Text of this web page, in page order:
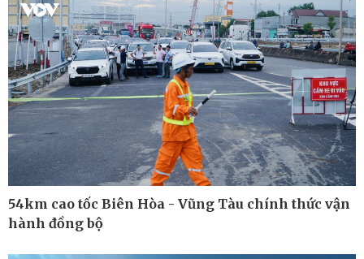
Hồ sơ
E-Magazine
Infographic
54km cao tốc Biên Hòa - Vũng Tàu chính thức vận
hành đồng bộ